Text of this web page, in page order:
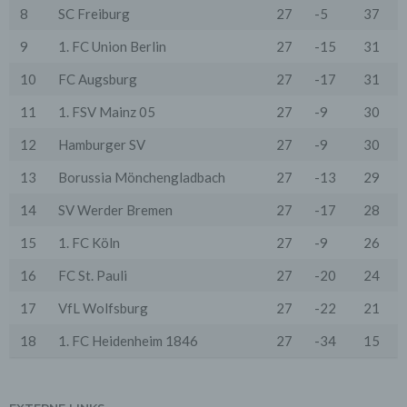
8
SC Freiburg 27 -5
37
9
1. FC Union Berlin 27 -15
31
10
FC Augsburg 27 -17
31
11
1. FSV Mainz 05 27 -9
30
12
Hamburger SV 27 -9
30
13
Borussia Mönchengladbach 27 -13
29
14
SV Werder Bremen 27 -17
28
15
1. FC Köln 27 -9
26
16
FC St. Pauli 27 -20
24
17
VfL Wolfsburg 27 -22
21
18
1. FC Heidenheim 1846 27 -34 15
Zwecke, wenn diese notwendig sind, um unsere
zu erfüllen (z.B. Adressmitteilung an Lieferanten).
Bei der Kontaktaufnahme mit uns (per Kontaktformular
Bearbeitung der Anfrage sowie für den Fall, dass
Personenbezogene Daten werden gelöscht, sofern sie
ihren Verwendungszweck erfüllt haben und der
Löschung keine Aufbewahrungspflichten
entgegenstehen.
4. Erhebung von Zugriffsdaten
auf dem sich dieser Dienst befindet (so genannte
der abgerufenen Webseite, Datei, Datum und Uhrzeit
erfolgreichen Abruf, Browsertyp nebst Version, das
besuchte Seite), IP-Adresse und der anfragende
Person des Nutzers oder sonstiger Profilerstellung